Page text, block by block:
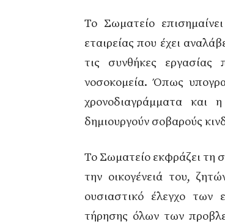
Το Σωματείο
εταιρείας που έχει
τις συνθήκες
νοσοκομεία. Όπως
χρονοδιαγράμματα και
δημιουργούν σοβαρούς
Το Σωματείο εκφράζει τη
την οικογένειά του,
ουσιαστικό έλεγχο των
τήρησης όλων των